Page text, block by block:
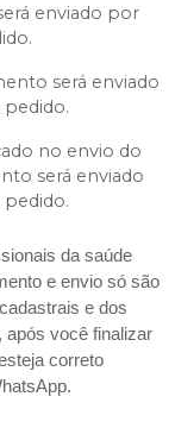
enviado por
será enviado
no envio do
será enviado
da saúde
e envio só são
e dos
após você finalizar
correto